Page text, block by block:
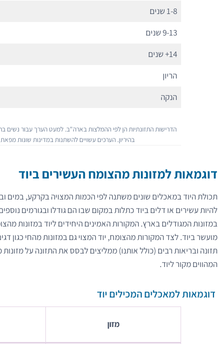
1-8 שנים
9-13 שנים
14+ שנים
הריון
הנקה
הדרישות התזונתיות הן לפי ההמלצות בארה"ב. למעט הערך עבור נשים
בהיריון. הערכים עשויים להשתנות במדינות שונות
דוגמאות למזונות מהצומח העשירים ביוד
תכולת היוד במאכלים שונים משתנה לפי הכמות המצויה בקרקע, במים
להיות עשירים או דלים ביוד כתלות במקום שבו הם גודלו ובגורמים
במזונות המגודלים בארץ. המקורות האמינים היחידים ליוד במזונות
מועשר ביוד. לצד המקורות מהצומח, יוד המצוי גם במזונות מהחי כגון
תזונה ובריאות רבים (כולל אותנו) ממליצים לבסס את התזונה על
המהווים מקור ליוד.
דוגמאות למאכלים המכילים יוד
מזון